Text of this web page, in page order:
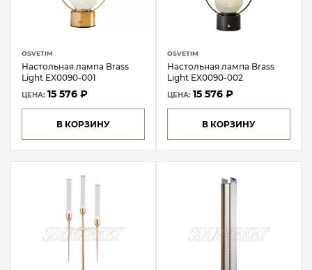
OSVETIM
Настольная лампа Brass
Light EX0090-001
ЦЕНА: 15 576 ₽
В КОРЗИНУ
OSVETIM
Настольная лампа Brass
Light EX0090-002
ЦЕНА: 15 576 ₽
В КОРЗИНУ